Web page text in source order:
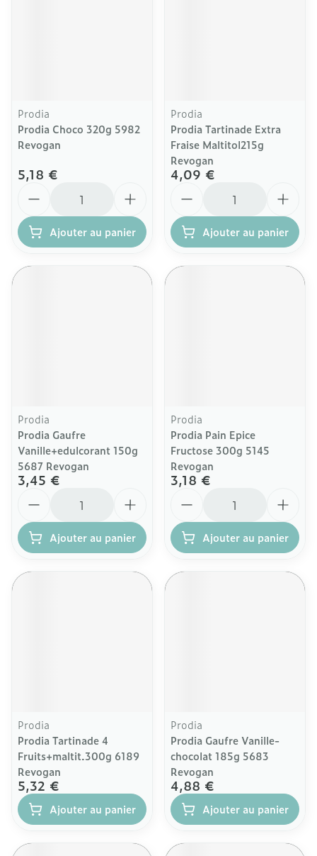
Prodia
Prodia Choco 320g 5982
Revogan
5,18 €
Ajouter au panier
Prodia
Prodia Tartinade Extra
Fraise Maltitol215g
Revogan
4,09 €
Ajouter au panier
Prodia
Prodia Gaufre
Vanille+edulcorant 150g
5687 Revogan
3,45 €
Ajouter au panier
Prodia
Prodia Pain Epice
Fructose 300g 5145
Revogan
3,18 €
Ajouter au panier
Prodia
Prodia Tartinade 4
Fruits+maltit.300g 6189
Revogan
5,32 €
Ajouter au panier
Prodia
Prodia Gaufre Vanille-
chocolat 185g 5683
Revogan
4,88 €
Ajouter au panier